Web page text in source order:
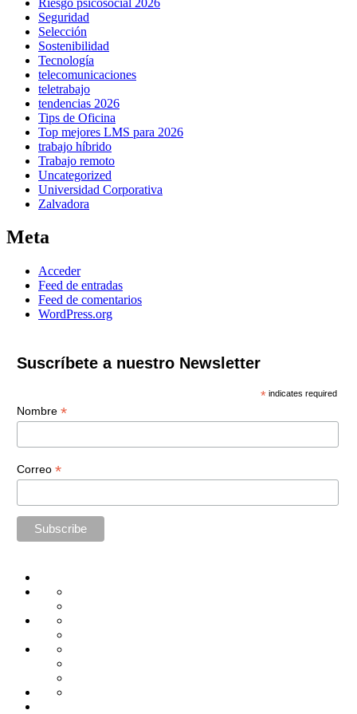
Seguridad
Selección
Sostenibilidad
Tecnología
telecomunicaciones
teletrabajo
tendencias 2026
Tips de Oficina
Top mejores LMS para 2026
trabajo híbrido
Trabajo remoto
Uncategorized
Universidad Corporativa
Zalvadora
Meta
Acceder
Feed de entradas
Feed de comentarios
WordPress.org
Suscríbete a nuestro Newsletter
* indicates required
Nombre *
Correo *
Administración
Capacitación
Desarrollo
Gestión